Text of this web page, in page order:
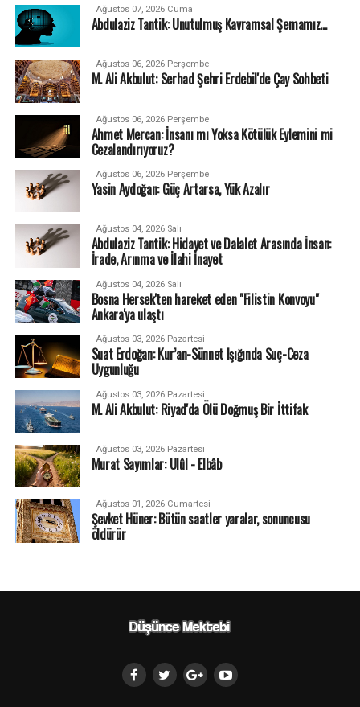
Ağustos 07, 2026 Cuma
Abdulaziz Tantik: Unutulmuş Kavramsal Şemamız…
Ağustos 06, 2026 Perşembe
M. Ali Akbulut: Serhad Şehri Erdebil'de Çay Sohbeti
Ağustos 06, 2026 Perşembe
Ahmet Mercan: İnsanı mı Yoksa Kötülük Eylemini mi
Cezalandırıyoruz?
Ağustos 06, 2026 Perşembe
Yasin Aydoğan: Güç Artarsa, Yük Azalır
Ağustos 04, 2026 Salı
Abdulaziz Tantik: Hidayet ve Dalalet Arasında İnsan:
İrade, Arınma ve İlahi İnayet
Ağustos 04, 2026 Salı
Bosna Hersek'ten hareket eden "Filistin Konvoyu"
Ankara'ya ulaştı
Ağustos 03, 2026 Pazartesi
Suat Erdoğan: Kur’an-Sünnet Işığında Suç-Ceza
Uygunluğu
Ağustos 03, 2026 Pazartesi
M. Ali Akbulut: Riyad'da Ölü Doğmuş Bir İttifak
Ağustos 03, 2026 Pazartesi
Murat Sayımlar: Ulûl - Elbâb
Ağustos 01, 2026 Cumartesi
Şevket Hüner: Bütün saatler yaralar, sonuncusu
öldürür